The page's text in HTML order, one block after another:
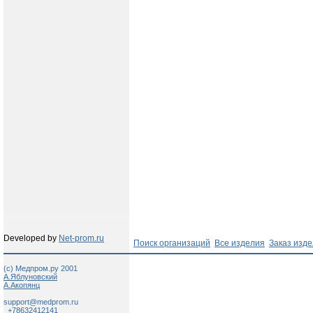
Developed by Net-prom.ru Поиск организаций Все изделия Заказ
(c) Медпром.ру 2001
А.Яблуновский
А.Акопянц
support@medprom.ru
+78632412141